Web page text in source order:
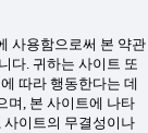
사용함으로써 본 약관
다. 귀하는 사이트 또
따라 행동한다는 데
며, 본 사이트에 나타
사이트의 무결성이나